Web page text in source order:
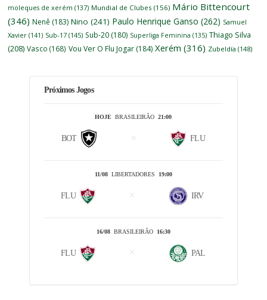
moleques de xerém (137) Mundial de Clubes (156) Mário Bittencourt
(346) Nenê (183) Nino (241) Paulo Henrique Ganso (262) Samuel
Xavier (141) Sub-17 (145) Sub-20 (180) Superliga Feminina (135) Thiago Silva
(208) Vasco (168) Vou Ver O Flu Jogar (184) Xerém (316) Zubeldía (148)
Próximos Jogos
HOJE BRASILEIRÃO21:00
BOT FLU
11/08LIBERTADORES 19:00
FLU IRV
16/08BRASILEIRÃO 16:30
FLU PAL